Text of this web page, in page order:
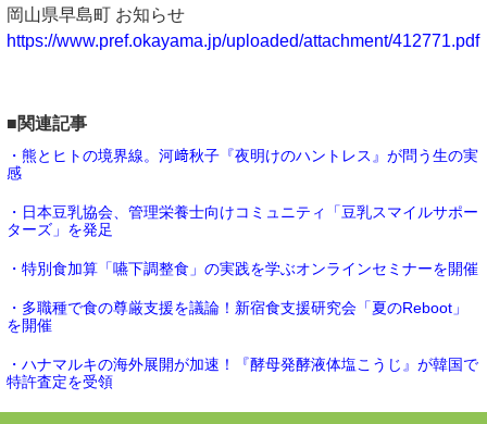
岡山県早島町 お知らせ
https://www.pref.okayama.jp/uploaded/attachment/412771.pdf
■関連記事
・熊とヒトの境界線。河﨑秋子『夜明けのハントレス』が問う生の実
感
・日本豆乳協会、管理栄養士向けコミュニティ「豆乳スマイルサポー
ターズ」を発足
・特別食加算「嚥下調整食」の実践を学ぶオンラインセミナーを開催
・多職種で食の尊厳支援を議論！新宿食支援研究会「夏のReboot」
を開催
・ハナマルキの海外展開が加速！『酵母発酵液体塩こうじ』が韓国で
特許査定を受領